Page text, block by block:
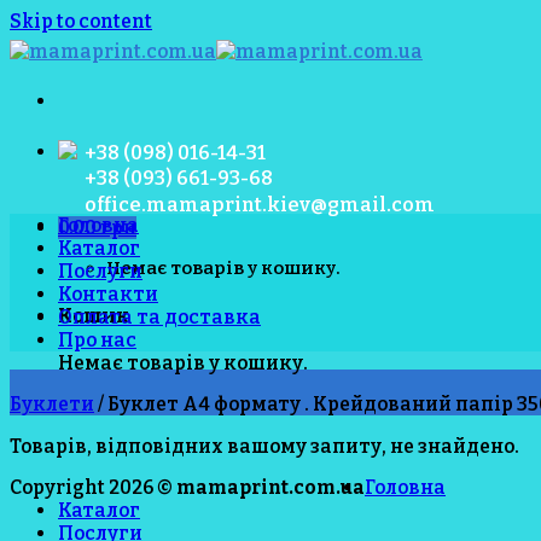
Skip to content
+38 (098) 016-14-31
+38 (093) 661-93-68
office.mamaprint.kiev@gmail.com
0.00грн
Немає товарів у кошику.
Кошик
Немає товарів у кошику.
Головна
Каталог
Послуги
Контакти
Оплата та доставка
Про нас
Буклети / Буклет А4 формату . Крейдований папір
Товарів, відповідних вашому запиту, не знайдено.
Copyright 2026 © mamaprint.com.uaГоловна
Каталог
Послуги